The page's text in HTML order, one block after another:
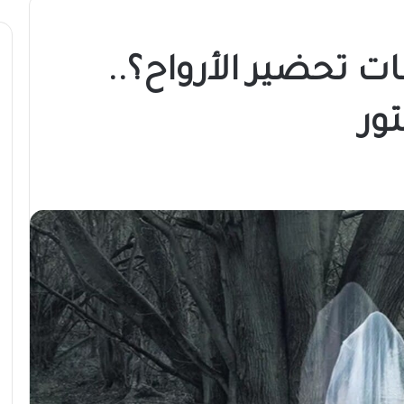
تحضير الأرواح؟..